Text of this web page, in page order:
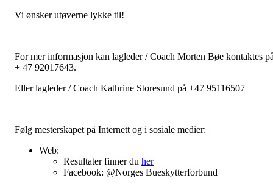
Vi ønsker utøverne lykke til!
For mer informasjon kan lagleder / Coach Morten Bøe kontaktes
+ 47 92017643.
Eller lagleder / Coach Kathrine Storesund på +47 95116507
Følg mesterskapet på Internett og i sosiale medier:
Web:
Resultater finner du her
Facebook: @Norges Bueskytterforbund